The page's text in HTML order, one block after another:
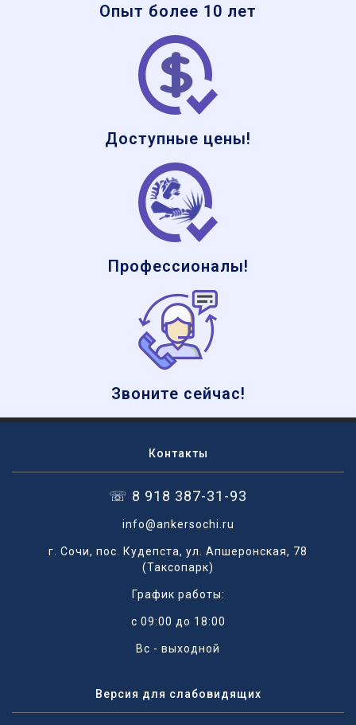
Опыт более 10 лет
Доступные цены!
Профессионалы!
Звоните сейчас!
Контакты
☏ 8 918 387-31-93
info@ankersochi.ru
г. Сочи, пос. Кудепста, ул. Апшеронская, 78
(Таксопарк)
График работы:
с 09:00 до 18:00
Вс - выходной
Версия для слабовидящих